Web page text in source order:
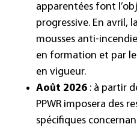
apparentées font
progressive. En avril,
mousses anti-incendie
en formation et par
en vigueur.
Août 2026 : à partir
PPWR imposera des
spécifiques